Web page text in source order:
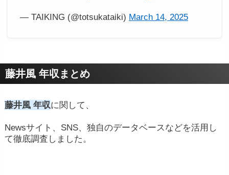
— TAIKING (@totsukataiki) March 14, 2025
藤井風 年収まとめ
藤井風 年収に関して、
Newsサイト、SNS、独自のデータベースなどを活用し
て徹底調査しました。